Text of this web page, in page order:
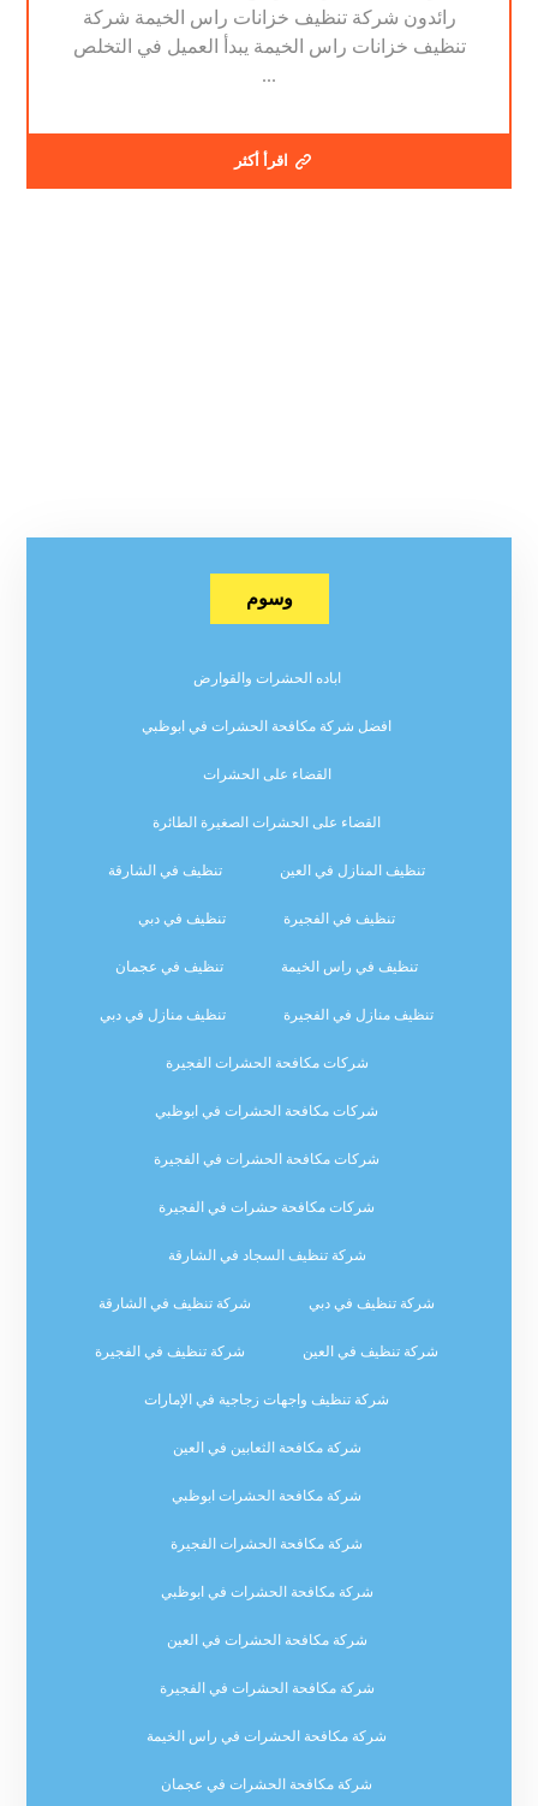
رائدون شركة تنظيف خزانات راس الخيمة شركة
تنظيف خزانات راس الخيمة يبدأ العميل في التخلص
...
اقرأ أكثر
وسوم
اباده الحشرات والقوارض
افضل شركة مكافحة الحشرات في ابوظبي
القضاء على الحشرات
القضاء على الحشرات الصغيرة الطائرة
تنظيف المنازل في العين تنظيف في الشارقة
تنظيف في الفجيرة تنظيف في دبي
تنظيف في راس الخيمة تنظيف في عجمان
تنظيف منازل في الفجيرة تنظيف منازل في دبي
شركات مكافحة الحشرات الفجيرة
شركات مكافحة الحشرات في ابوظبي
شركات مكافحة الحشرات في الفجيرة
شركات مكافحة حشرات في الفجيرة
شركة تنظيف السجاد في الشارقة
شركة تنظيف في دبي شركة تنظيف في الشارقة
شركة تنظيف في العين شركة تنظيف في الفجيرة
شركة تنظيف واجهات زجاجية في الإمارات
شركة مكافحة الثعابين في العين
شركة مكافحة الحشرات ابوظبي
شركة مكافحة الحشرات الفجيرة
شركة مكافحة الحشرات في ابوظبي
شركة مكافحة الحشرات في العين
شركة مكافحة الحشرات في الفجيرة
شركة مكافحة الحشرات في راس الخيمة
شركة مكافحة الحشرات في عجمان